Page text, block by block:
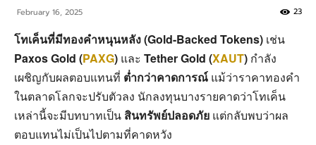
ปโต
February 16, 2025 23
โทเค็นที่มีทองคำหนุนหลัง (Gold-Backed Tokens) เช่น
Paxos Gold (PAXG) และ Tether Gold (XAUT) กำลัง
เผชิญกับผลตอบแทนที่ ต่ำกว่าคาดการณ์ แม้ว่าราคาทองคำ
ในตลาดโลกจะปรับตัวลง นักลงทุนบางรายคาดว่าโทเค็น
เหล่านี้จะมีบทบาทเป็น สินทรัพย์ปลอดภัย แต่กลับพบว่าผล
ตอบแทนไม่เป็นไปตามที่คาดหวัง